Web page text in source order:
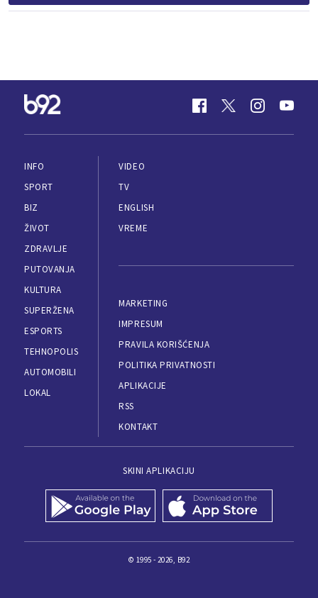
INFO
SPORT
BIZ
ŽIVOT
ZDRAVLJE
PUTOVANJA
KULTURA
SUPERŽENA
ESPORTS
TEHNOPOLIS
AUTOMOBILI
LOKAL
VIDEO
TV
ENGLISH
VREME
MARKETING
IMPRESUM
PRAVILA KORIŠĆENJA
POLITIKA PRIVATNOSTI
APLIKACIJE
RSS
KONTAKT
SKINI APLIKACIJU
© 1995 - 2026, B92